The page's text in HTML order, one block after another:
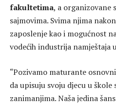
fakultetima, a organizovane
sajmovima. Svima njima
zaposlenje kao i mogućnost
vodećih industrija namještaja
“Pozivamo maturante
da upisuju svoju djecu u
zanimanjima. Naša jedina